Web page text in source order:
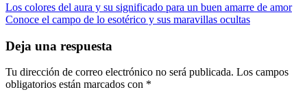
Los colores del aura y su significado para un buen amarre de amor
Conoce el campo de lo esotérico y sus maravillas ocultas
Deja una respuesta
Tu dirección de correo electrónico no será publicada. Los campos
obligatorios están marcados con *